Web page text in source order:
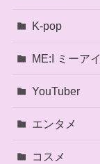
K-pop
ME:I ミーアイ
YouTuber
エンタメ
コスメ